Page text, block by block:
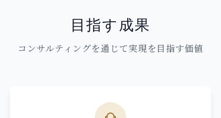
目指す成果
コンサルティングを通じて実現を目指す価値